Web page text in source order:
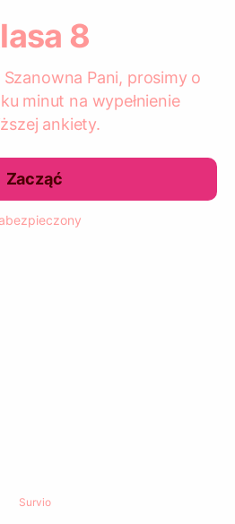
8
Pani, prosimy o
minut na wypełnienie
ankiety.
Zacząć
Survio